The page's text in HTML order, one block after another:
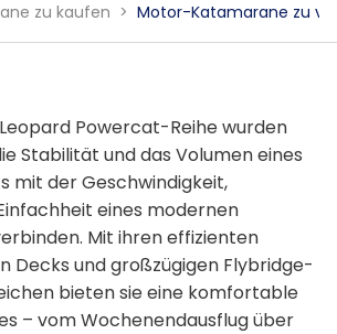
zu kaufen Motor-Katamarane zu
Powercat-Reihe wurden
Stabilität und das Volumen eines
mit der Geschwindigkeit,
eines modernen
Mit ihren effizienten
Decks und großzügigen Flybridge-
bieten sie eine komfortable
– vom Wochenendausflug über